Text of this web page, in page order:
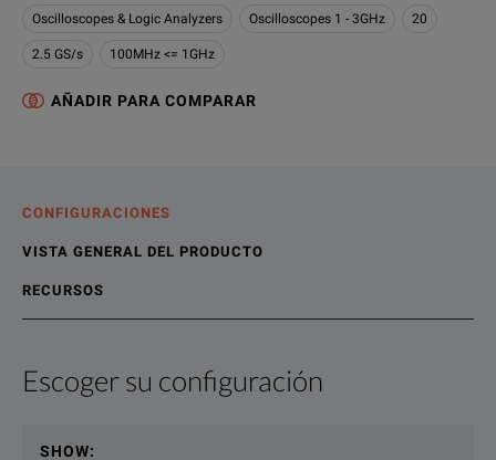
Oscilloscopes & Logic Analyzers Oscilloscopes 1 - 3GHz 20
2.5 GS/s 100MHz <= 1GHz
AÑADIR PARA COMPARAR
CONFIGURACIONES
VISTA GENERAL DEL PRODUCTO
RECURSOS
Escoger su configuración
SHOW:
Vista general del producto
4 analog channels 1 GHz, 500 MHz, 350 MHz, and 100
Recursos